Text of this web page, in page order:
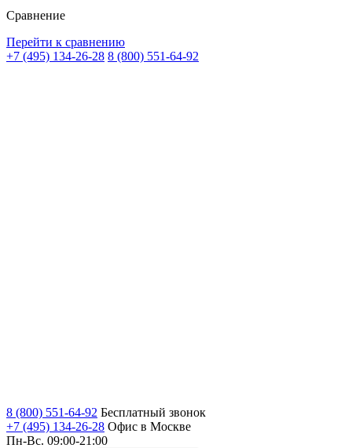
Сравнение
Перейти к сравнению
+7 (495) 134-26-28 8 (800) 551-64-92
8 (800) 551-64-92 Бесплатный звонок
+7 (495) 134-26-28 Офис в Москве
Пн-Вс. 09:00-21:00